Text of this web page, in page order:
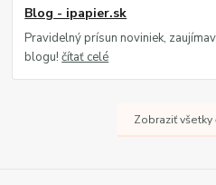
Blog - ipapier.sk
Pravidelný prísun noviniek,
blogu!čítať celé
Zobraziť všetky